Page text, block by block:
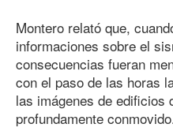
Montero relató que,
informaciones sobre el
consecuencias fueran
con el paso de las horas
las imágenes de edificios
profundamente